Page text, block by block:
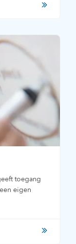
toegang
eigen